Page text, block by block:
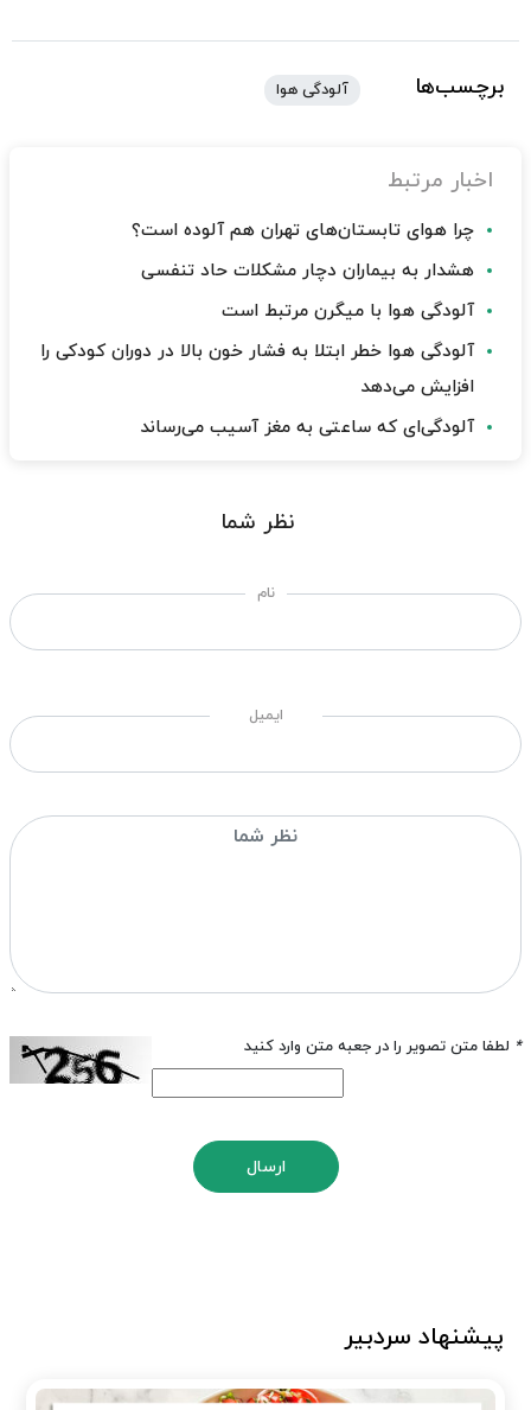
برچسب‌ها آلودگی هوا
اخبار مرتبط
چرا هوای تابستان‌های تهران هم آلوده است؟
هشدار به بیماران دچار مشکلات حاد تنفسی
آلودگی هوا با میگرن مرتبط است
آلودگی هوا خطر ابتلا به فشار خون بالا در دوران کودکی را
افزایش می‌دهد
آلودگی‌ای که ساعتی به مغز آسیب می‌رساند
نظر شما
نام
ایمیل
* لطفا متن تصویر را در جعبه متن وارد کنید
ارسال
پیشنهاد سردبیر